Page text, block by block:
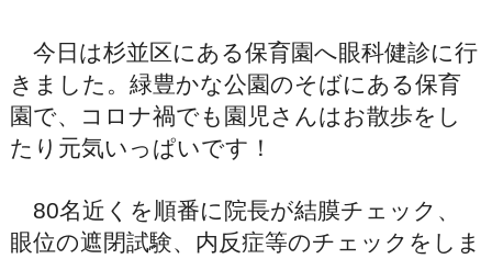
今日は杉並区にある保育園へ眼科健診に行
きました。緑豊かな公園のそばにある保育
園で、コロナ禍でも園児さんはお散歩をし
たり元気いっぱいです！
80名近くを順番に院長が結膜チェック、
眼位の遮閉試験、内反症等のチェックをしま